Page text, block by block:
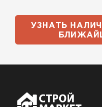
УЗНАТЬ